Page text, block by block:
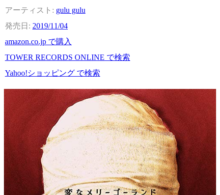
gulu gulu
2019/11/04
amazon.co.jp で購入
TOWER RECORDS ONLINE で検索
Yahoo!ショッピング で検索